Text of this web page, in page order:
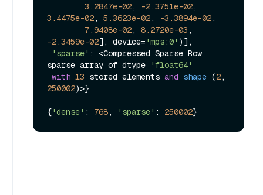
3.2847e-02, -2.3751e-02
3.4475e-02, 5.3623e-02, -3.3894e-02,
7.9408e-02, 8.2720e-03
-2.3459e-02], device= 'mps:0' )],
'sparse' : <Compressed Sparse Row
sparse array of dtype
'float64'
with 13 stored elements and shape (2
250002)>}
{'dense' : 768, 'sparse' : 250002